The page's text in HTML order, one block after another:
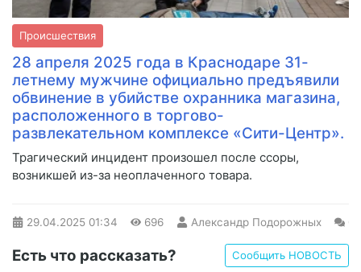
Происшествия
28 апреля 2025 года в Краснодаре 31-
летнему мужчине официально предъявили
обвинение в убийстве охранника магазина,
расположенного в торгово-
развлекательном комплексе «Сити-Центр».
Трагический инцидент произошел после ссоры,
возникшей из-за неоплаченного товара.
29.04.2025 01:34 696 Александр Подорожных
Есть что рассказать? Сообщить НОВОСТЬ